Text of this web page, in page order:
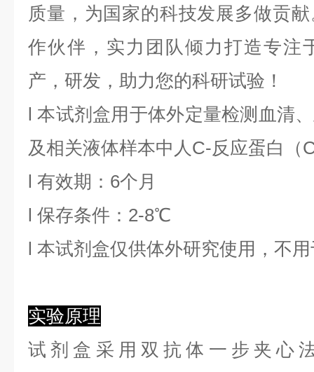
质量，为国家的科技发展多做贡
作伙伴，实力团队倾力打造专注
产，研发，助力您的科研试验！
l本试剂盒用于体外定量检测血清
及相关液体样本中 人C-反应蛋白 （
l 有效期：6个月
l 保存条件： 2-8℃
l 本试剂盒仅供体外研究使用，不
实验原理
试剂盒采用双抗体一步夹心